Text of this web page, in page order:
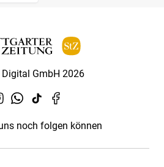
GmbH 2026
noch folgen können